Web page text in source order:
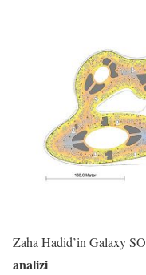
Zaha Hadid’in Galaxy
analizi